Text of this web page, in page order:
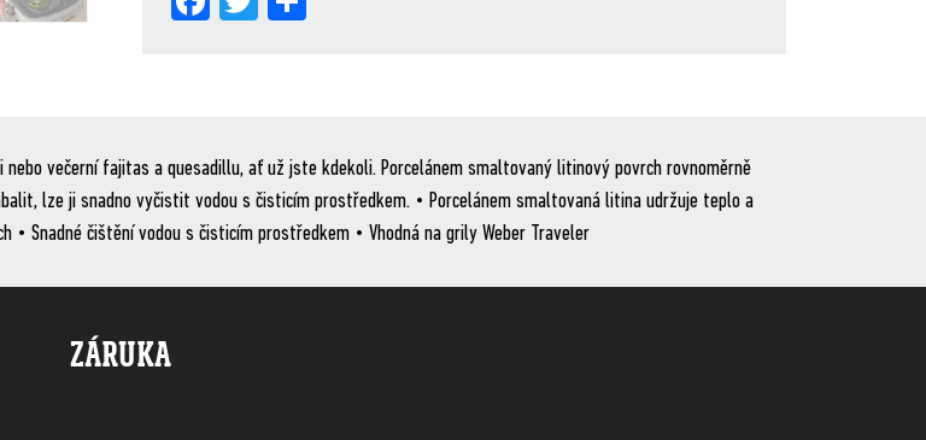
nebo večerní fajitas a quesadillu, ať už jste kdekoli. Porcelánem smaltovaný litinový povrch rovnoměrně
lze ji snadno vyčistit vodou s čisticím prostředkem. • Porcelánem smaltovaná litina udržuje teplo a
• Snadné čištění vodou s čisticím prostředkem • Vhodná na grily Weber Traveler
ZÁRUKA